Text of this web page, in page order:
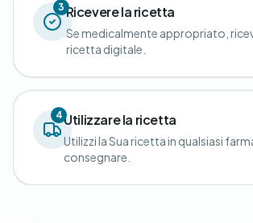
3Ricevere la ricetta
Se medicalmente appropriato,
ricetta digitale.
4Utilizzare la ricetta
Utilizzi la Sua ricetta in qualsiasi
consegnare.